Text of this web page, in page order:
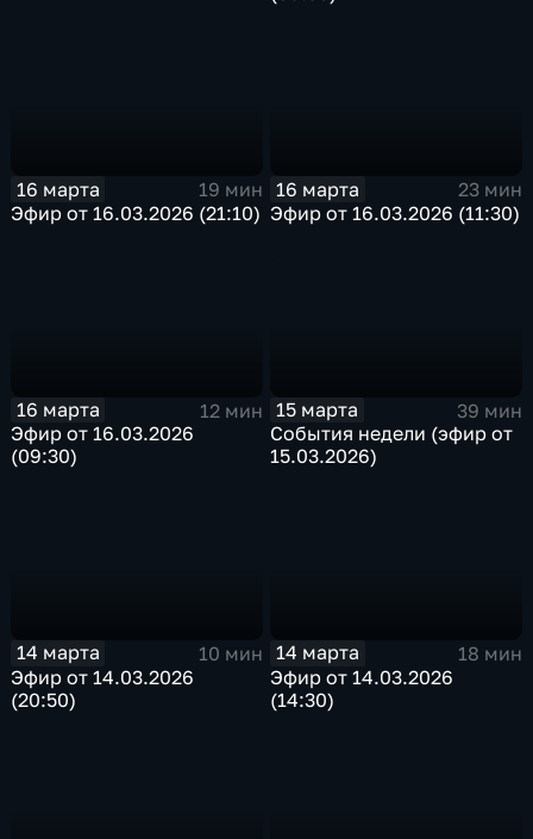
16 марта
19 мин
Эфир от 16.03.2026 (21:10)
16 марта
23 мин
Эфир от 16.03.2026 (11:30)
16 марта
12 мин
Эфир от 16.03.2026
(09:30)
15 марта
39 мин
События недели (эфир от
15.03.2026)
14 марта
10 мин
Эфир от 14.03.2026
(20:50)
14 марта
18 мин
Эфир от 14.03.2026
(14:30)